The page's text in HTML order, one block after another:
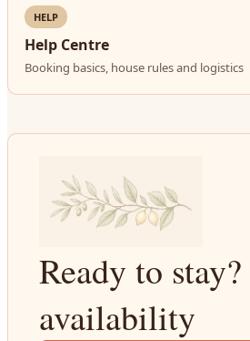
HELP
Help Centre
Booking basics, house rules and logistics
Ready to
availability